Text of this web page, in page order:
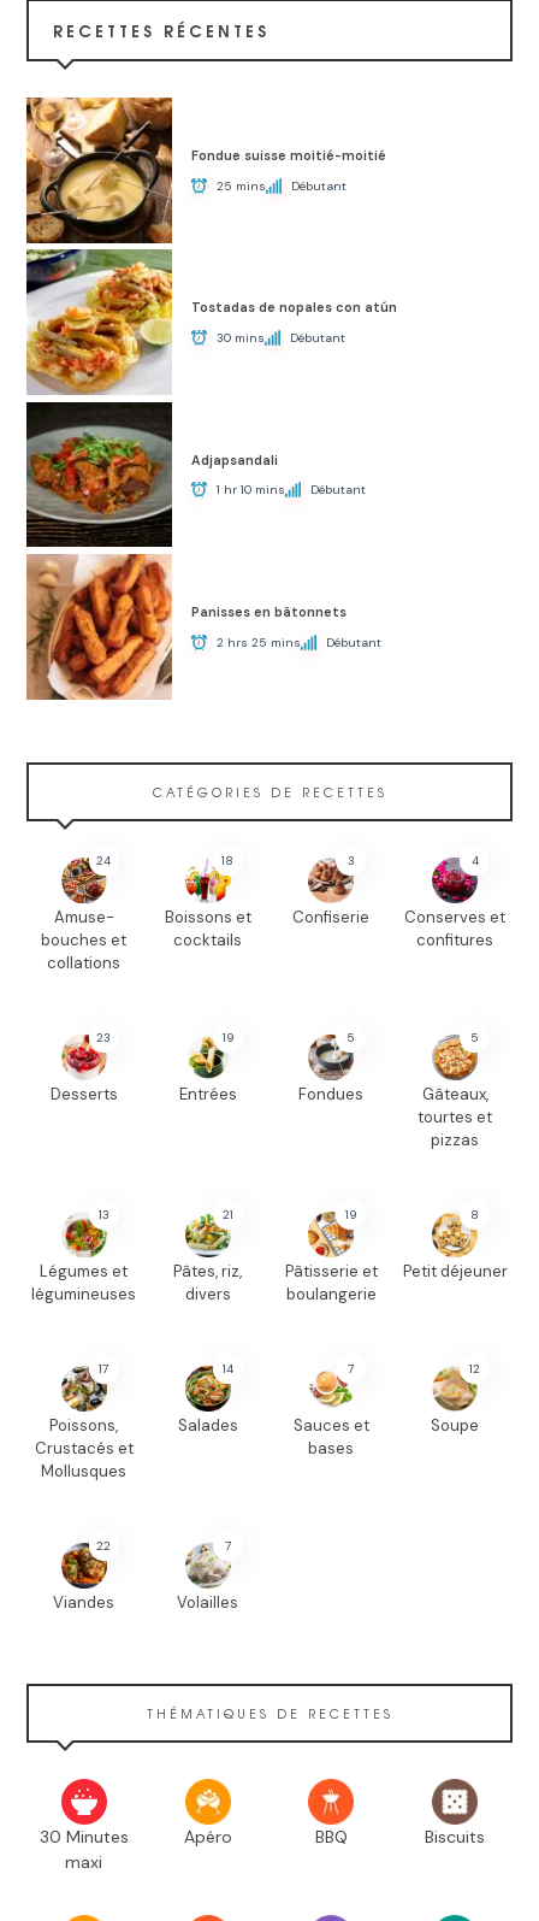
RECETTES RÉCENTES
Fondue suisse moitié-moitié
25 mins Débutant
Tostadas de nopales con atún
30 mins Débutant
Adjapsandali
1 hr 10 mins Débutant
Panisses en bâtonnets
2 hrs 25 mins Débutant
CATÉGORIES DE RECETTES
24
Amuse-
bouches et
collations
18
Boissons et
cocktails
3
Confiserie
4
Conserves et
confitures
23
Desserts
19
Entrées
5
Fondues
5
Gâteaux,
tourtes et
pizzas
13
Légumes et
légumineuses
21
Pâtes, riz,
divers
19
Pâtisserie et
boulangerie
8
Petit déjeuner
17
Poissons,
Crustacés et
Mollusques
14
Salades
7
Sauces et
bases
12
Soupe
22
Viandes
7
Volailles
THÉMATIQUES DE RECETTES
30 Minutes
maxi
Apéro BBQ Biscuits